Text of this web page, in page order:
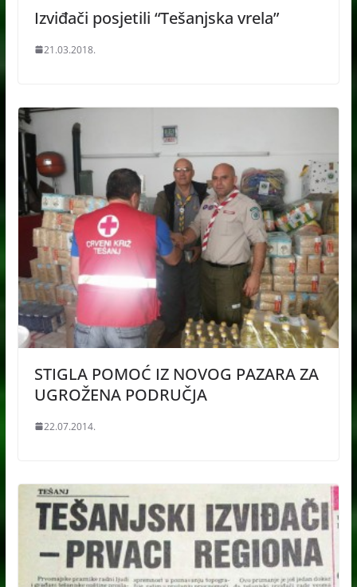
Izviđači posjetili “Tešanjska vrela”
21.03.2018.
STIGLA POMOĆ IZ NOVOG PAZARA ZA
UGROŽENA PODRUČJA
22.07.2014.